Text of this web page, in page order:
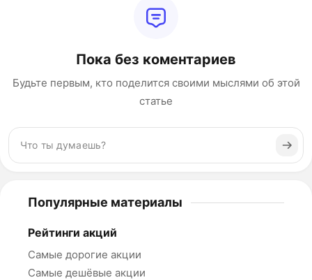
Пока без коментариев
Будьте первым, кто поделится своими мыслями об этой
статье
Популярные материалы
Рейтинги акций
Самые дорогие акции
Самые дешёвые акции